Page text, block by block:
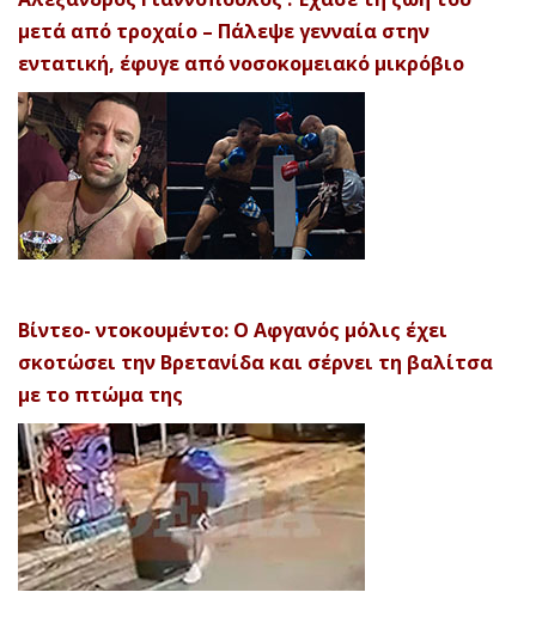
μετά από τροχαίο – Πάλεψε γενναία στην
εντατική, έφυγε από νοσοκομειακό μικρόβιο
Βίντεο- ντοκουμέντο: Ο Αφγανός μόλις έχει
σκοτώσει την Βρετανίδα και σέρνει τη βαλίτσα
με το πτώμα της